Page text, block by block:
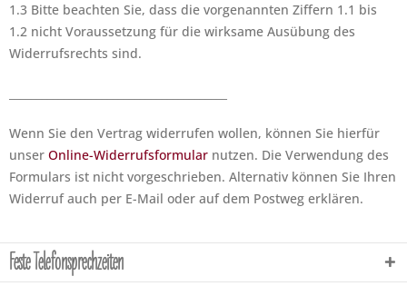
1.3 Bitte beachten Sie, dass die vorgenannten Ziffern 1.1 bis
1.2 nicht Voraussetzung für die wirksame Ausübung des
Widerrufsrechts sind.
Wenn Sie den Vertrag widerrufen wollen, können Sie hierfür
unser Online-Widerrufsformular nutzen. Die Verwendung des
Formulars ist nicht vorgeschrieben. Alternativ können Sie Ihren
Widerruf auch per E-Mail oder auf dem Postweg erklären.
Feste Telefonsprechzeiten